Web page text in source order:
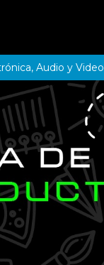
Audio y Video